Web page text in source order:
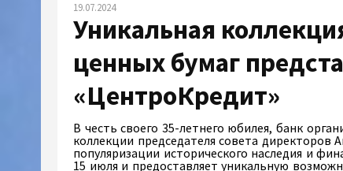
19.07.2024
Уникальная
ценных бумаг
«ЦентроКредит»
В честь своего 35-летнего юбилея, банк
коллекции председателя совета
популяризации исторического наследия и
15 июля и предоставляет уникальную